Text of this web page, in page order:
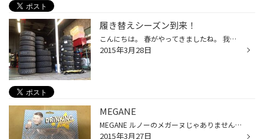
履き替えシーズン到来！
こんにちは。 春がやってきましたね。 我々の元に春を告げてくれるもの、 暖かい日差し 桜のつぼみ そして、履き替えご依頼の電話！（笑） さあ、夏タイヤへの履き替えシーズンの到来です。 履き替えようとしている そのタイヤ 残溝、劣化具合 等 大丈夫ですか？ 履き替える際には 是非ご相談下さい。
2015年3月28日
MEGANE
MEGANE ルノーのメガーヌじゃありません。 今日の話題は メガネ です。 パドック246で、メガネと言えば、土方君です。 土方君の為に、このメガネストローを買ってきたのですが、もうずっとシカトされています。 そろそろ使ってくれないかしら。。 と、この日記を書いていたら、土方くんがクシャミし...
2015年3月27日